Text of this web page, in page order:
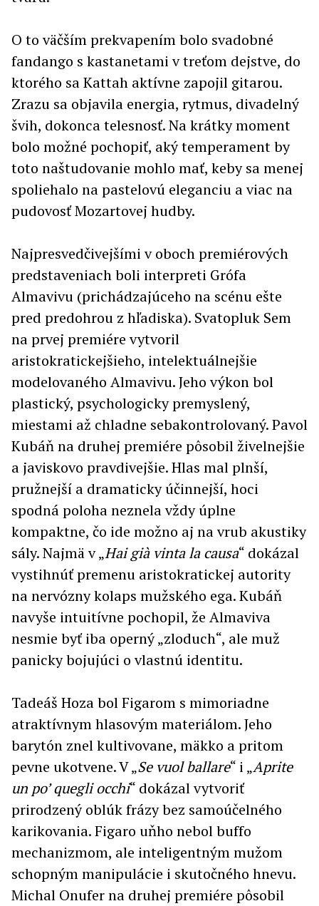
O to väčším prekvapením bolo svadobné
fandango s kastanetami v treťom dejstve, do
ktorého sa Kattah aktívne zapojil gitarou.
Zrazu sa objavila energia, rytmus, divadelný
švih, dokonca telesnosť. Na krátky moment
bolo možné pochopiť, aký temperament by
toto naštudovanie mohlo mať, keby sa menej
spoliehalo na pastelovú eleganciu a viac na
pudovosť Mozartovej hudby.
Najpresvedčivejšími v oboch premiérových
predstaveniach boli interpreti Grófa
Almavivu (prichádzajúceho na scénu ešte
pred predohrou z hľadiska). Svatopluk Sem
na prvej premiére vytvoril
aristokratickejšieho, intelektuálnejšie
modelovaného Almavivu. Jeho výkon bol
plastický, psychologicky premyslený,
miestami až chladne sebakontrolovaný. Pavol
Kubáň na druhej premiére pôsobil živelnejšie
a javiskovo pravdivejšie. Hlas mal plnší,
pružnejší a dramaticky účinnejší, hoci
spodná poloha neznela vždy úplne
kompaktne, čo ide možno aj na vrub akustiky
sály. Najmä v „Hai già vinta la causa“ dokázal
vystihnúť premenu aristokratickej autority
na nervózny kolaps mužského ega. Kubáň
navyše intuitívne pochopil, že Almaviva
nesmie byť iba operný „zloduch“, ale muž
panicky bojujúci o vlastnú identitu.
Tadeáš Hoza bol Figarom s mimoriadne
atraktívnym hlasovým materiálom. Jeho
barytón znel kultivovane, mäkko a pritom
pevne ukotvene. V „Se vuol ballare“ i „Aprite
un po’ quegli occhi“ dokázal vytvoriť
prirodzený oblúk frázy bez samoúčelného
karikovania. Figaro uňho nebol buffo
mechanizmom, ale inteligentným mužom
schopným manipulácie i skutočného hnevu.
Michal Onufer na druhej premiére pôsobil